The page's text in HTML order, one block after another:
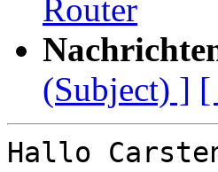
Router
(Subject) ] [
Hallo